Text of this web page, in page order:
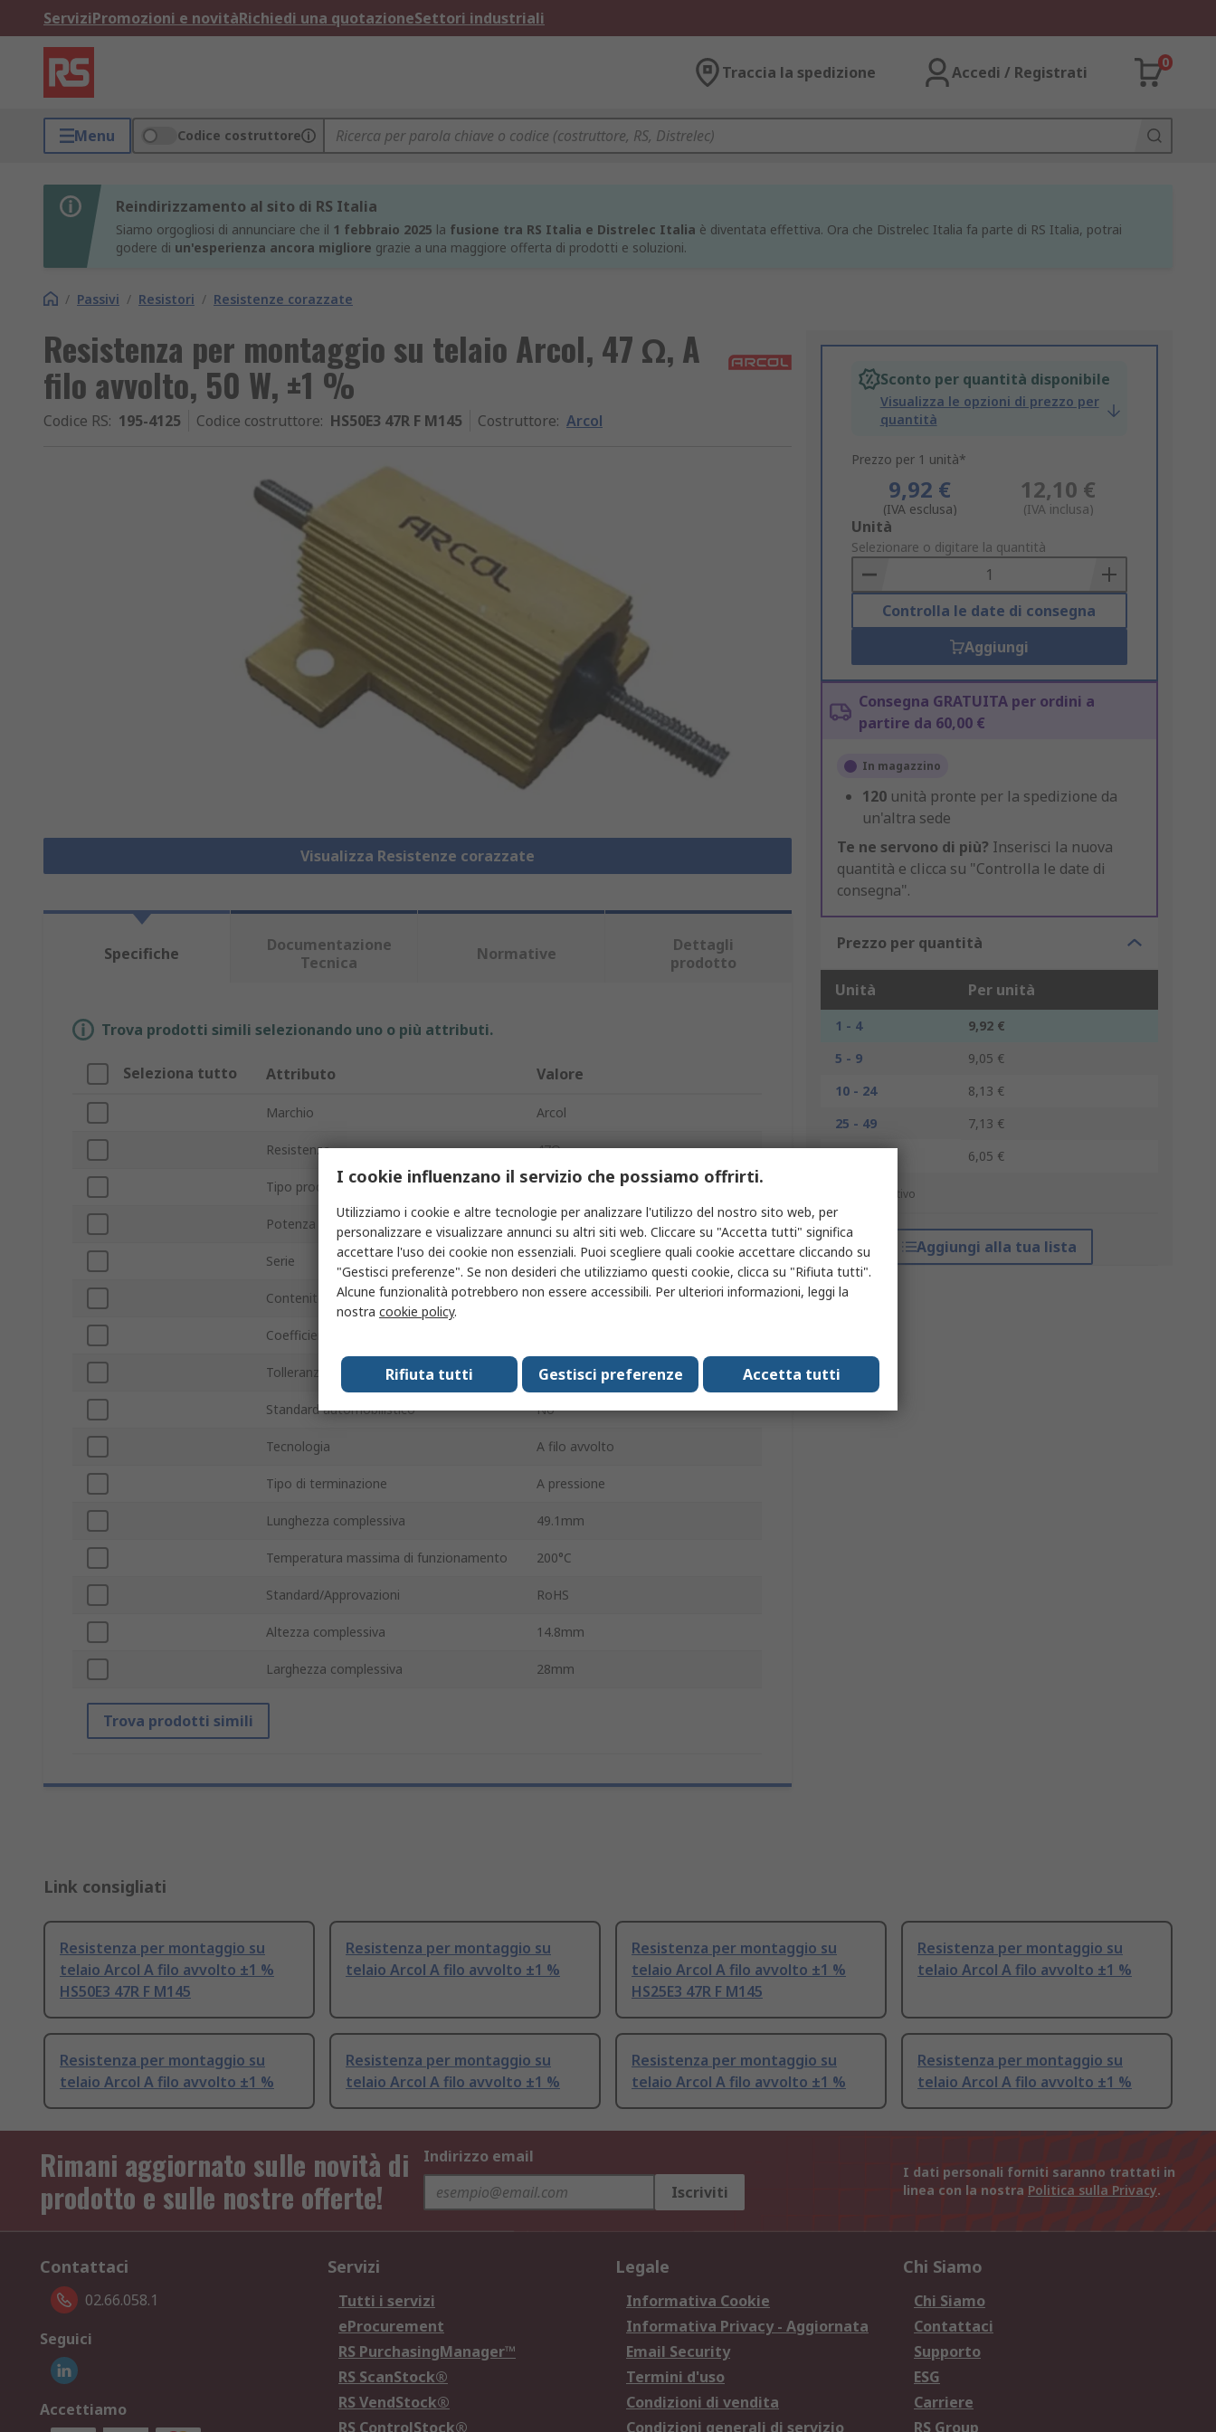
ServiziPromozioni e novitàRichiedi una quotazioneSettori industriali
Traccia la spedizione Accedi / Registrati
0
Menu Codice costruttore
Reindirizzamento al sito di RS Italia
Siamo orgogliosi di annunciare che il 1 febbraio 2025 la fusione tra RS Italia e Distrelec Italia è diventata effettiva. Ora che Distrelec Italia fa parte di RS Italia, potrai
godere di un'esperienza ancora migliore grazie a una maggiore offerta di prodotti e soluzioni.
/ Passivi / Resistori / Resistenze corazzate
Resistenza per montaggio su telaio Arcol, 47 Ω, A
filo avvolto, 50 W, ±1 %
Codice RS: 195-4125 Codice costruttore: HS50E3 47R F M145 Costruttore: Arcol
Visualizza Resistenze corazzate
Sconto per quantità disponibile
Visualizza le opzioni di prezzo per
quantità
Prezzo per 1 unità*
9,92 €
(IVA esclusa)
12,10 €
(IVA inclusa)
Add
to
Basket
Unità
Selezionare o digitare la quantità
Controlla le date di consegna
Aggiungi
Consegna GRATUITA per ordini a
partire da 60,00 €
In magazzino
120 unità pronte per la spedizione da
un'altra sede
Te ne servono di più? Inserisci la nuova
quantità e clicca su "Controlla le date di
consegna".
Prezzo per quantità
Unità Per unità
1 - 4
9,92 €
5 - 9
9,05 €
10 - 24
8,13 €
25 - 49
7,13 €
6,05 €
*prezzo indicativo
Aggiungi alla tua lista
Specifiche
Documentazione
Tecnica
Normative
Dettagli
prodotto
Trova prodotti simili selezionando uno o più attributi.
Seleziona tutto Attributo Valore
Marchio Arcol
Resistenza 47Ω
Tipo prodotto Resistenza per montaggio su telaio
Potenza nominale 50W
Serie HS50
Contenitore Alluminio
Coefficiente di temperatura
Tolleranza ±1 %
Standard automobilistico No
Tecnologia A filo avvolto
Tipo di terminazione A pressione
Lunghezza complessiva 49.1mm
Temperatura massima di funzionamento 200°C
Standard/Approvazioni RoHS
Altezza complessiva 14.8mm
Larghezza complessiva 28mm
Trova prodotti simili
Link consigliati
Resistenza per montaggio su
telaio Arcol A filo avvolto ±1 %
HS50E3 47R F M145
Resistenza per montaggio su
telaio Arcol A filo avvolto ±1 %
Resistenza per montaggio su
telaio Arcol A filo avvolto ±1 %
HS25E3 47R F M145
Resistenza per montaggio su
telaio Arcol A filo avvolto ±1 %
Resistenza per montaggio su
telaio Arcol A filo avvolto ±1 %
Resistenza per montaggio su
telaio Arcol A filo avvolto ±1 %
Resistenza per montaggio su
telaio Arcol A filo avvolto ±1 %
Resistenza per montaggio su
telaio Arcol A filo avvolto ±1 %
Rimani aggiornato sulle novità di
prodotto e sulle nostre offerte!
Indirizzo email
Iscriviti
I dati personali forniti saranno trattati in
linea con la nostra Politica sulla Privacy.
Contattaci
02.66.058.1
Seguici
Accettiamo
Servizi
Tutti i servizi
eProcurement
RS PurchasingManager™
RS ScanStock®
RS VendStock®
RS ControlStock®
Legale
Informativa Cookie
Informativa Privacy - Aggiornata
Email Security
Termini d'uso
Condizioni di vendita
Condizioni generali di servizio
Chi Siamo
Chi Siamo
Contattaci
Supporto
ESG
Carriere
RS Group
I cookie influenzano il servizio che possiamo offrirti.
Utilizziamo i cookie e altre tecnologie per analizzare l'utilizzo del nostro sito web, per
personalizzare e visualizzare annunci su altri siti web. Cliccare su "Accetta tutti" significa
accettare l'uso dei cookie non essenziali. Puoi scegliere quali cookie accettare cliccando su
"Gestisci preferenze". Se non desideri che utilizziamo questi cookie, clicca su "Rifiuta tutti".
Alcune funzionalità potrebbero non essere accessibili. Per ulteriori informazioni, leggi la
nostra cookie policy.
Accetta tutti
Gestisci preferenze
Rifiuta tutti